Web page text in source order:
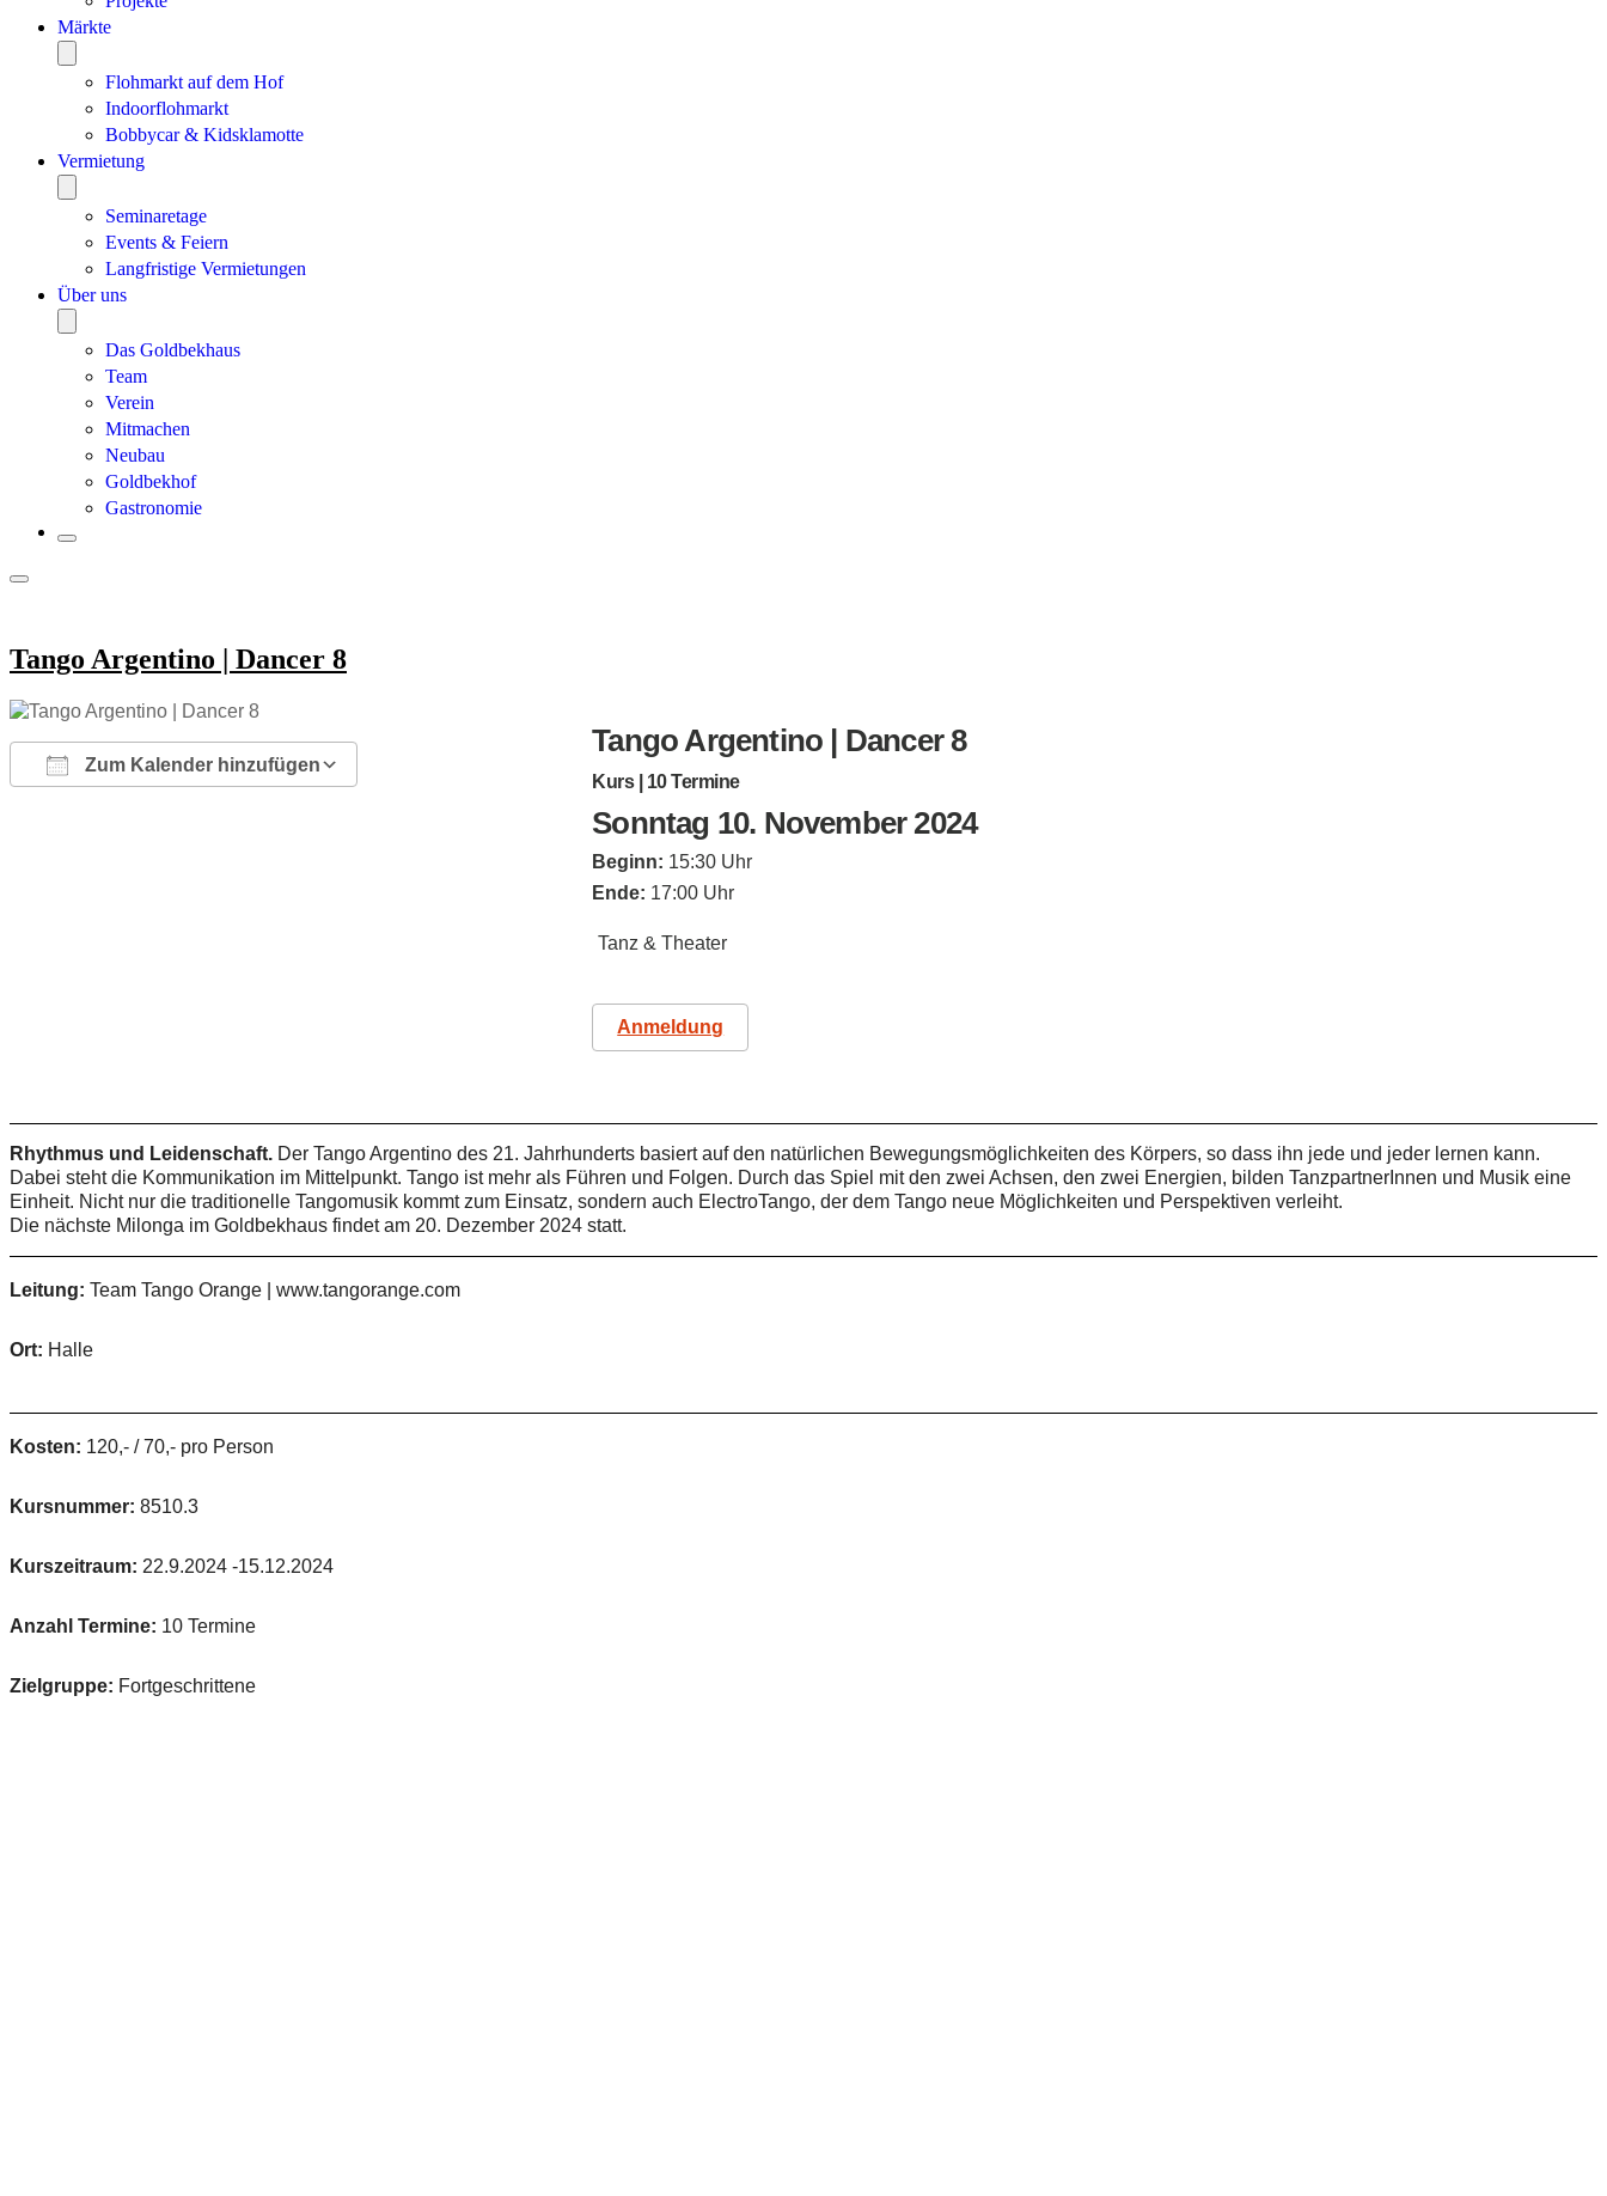
Märkte
Flohmarkt auf dem Hof
Indoorflohmarkt
Bobbycar & Kidsklamotte
Vermietung
Seminaretage
Events & Feiern
Langfristige Vermietungen
Über uns
Das Goldbekhaus
Team
Verein
Mitmachen
Neubau
Goldbekhof
Gastronomie
Tango Argentino | Dancer 8
Zum Kalender hinzufügen
Tango Argentino | Dancer 8
Kurs | 10 Termine
Sonntag 10. November 2024
Beginn: 15:30 Uhr
Ende: 17:00 Uhr
Tanz & Theater
Anmeldung
Rhythmus und Leidenschaft. Der Tango Argentino des 21. Jahrhunderts basiert auf den natürlichen Bewegungsmöglichkeiten des Körpers, so dass ihn jede und jeder lernen kann.
Dabei steht die Kommunikation im Mittelpunkt. Tango ist mehr als Führen und Folgen. Durch das Spiel mit den zwei Achsen, den zwei Energien, bilden TanzpartnerInnen und Musik eine
Einheit. Nicht nur die traditionelle Tangomusik kommt zum Einsatz, sondern auch ElectroTango, der dem Tango neue Möglichkeiten und Perspektiven verleiht.
Die nächste Milonga im Goldbekhaus findet am 20. Dezember 2024 statt.
Leitung: Team Tango Orange | www.tangorange.com
Ort: Halle
Kosten: 120,- / 70,- pro Person
Kursnummer: 8510.3
Kurszeitraum: 22.9.2024 -15.12.2024
Anzahl Termine: 10 Termine
Zielgruppe: Fortgeschrittene